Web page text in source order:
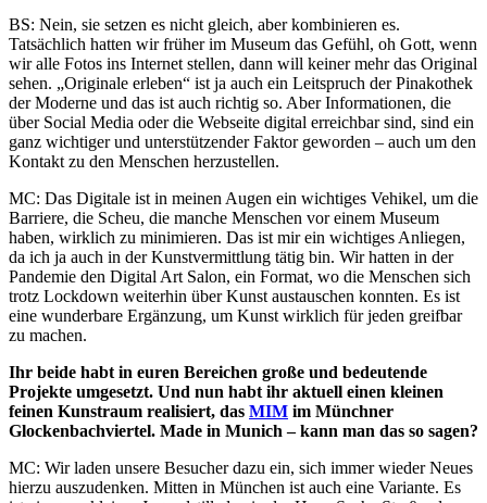
BS: Nein, sie setzen es nicht gleich, aber kombinieren es.
Tatsächlich hatten wir früher im Museum das Gefühl, oh Gott, wenn
wir alle Fotos ins Internet stellen, dann will keiner mehr das Original
sehen. „Originale erleben“ ist ja auch ein Leitspruch der Pinakothek
der Moderne und das ist auch richtig so. Aber Informationen, die
über Social Media oder die Webseite digital erreichbar sind, sind ein
ganz wichtiger und unterstützender Faktor geworden – auch um den
Kontakt zu den Menschen herzustellen.
MC: Das Digitale ist in meinen Augen ein wichtiges Vehikel, um die
Barriere, die Scheu, die manche Menschen vor einem Museum
haben, wirklich zu minimieren. Das ist mir ein wichtiges Anliegen,
da ich ja auch in der Kunstvermittlung tätig bin. Wir hatten in der
Pandemie den Digital Art Salon, ein Format, wo die Menschen sich
trotz Lockdown weiterhin über Kunst austauschen konnten. Es ist
eine wunderbare Ergänzung, um Kunst wirklich für jeden greifbar
zu machen.
Ihr beide habt in euren Bereichen große und bedeutende
Projekte umgesetzt. Und nun habt ihr aktuell einen kleinen
feinen Kunstraum realisiert, das MIM im Münchner
Glockenbachviertel. Made in Munich – kann man das so sagen?
MC: Wir laden unsere Besucher dazu ein, sich immer wieder Neues
hierzu auszudenken. Mitten in München ist auch eine Variante. Es